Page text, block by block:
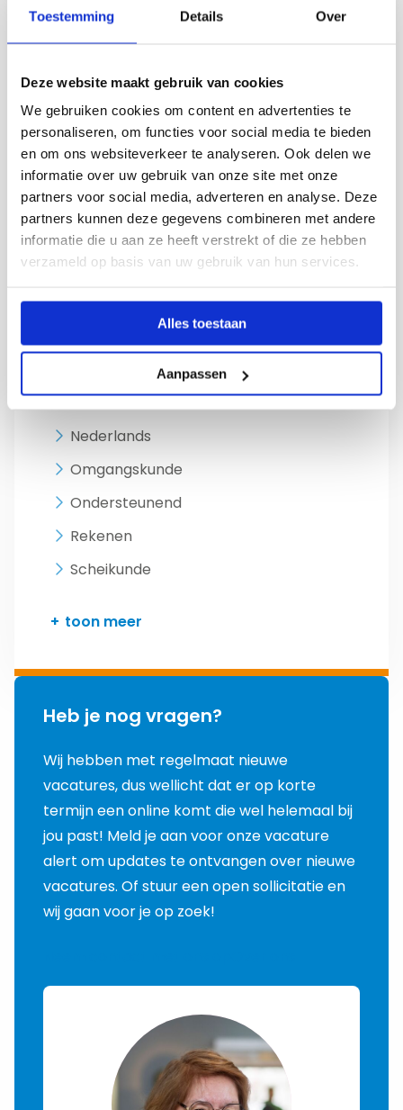
Toestemming Details Over
Deze website maakt gebruik van cookies
We gebruiken cookies om content en advertenties te
personaliseren, om functies voor social media te bieden
en om ons websiteverkeer te analyseren. Ook delen we
informatie over uw gebruik van onze site met onze
partners voor social media, adverteren en analyse. Deze
partners kunnen deze gegevens combineren met andere
informatie die u aan ze heeft verstrekt of die ze hebben
verzameld op basis van uw gebruik van hun services.
Alles toestaan
Aanpassen
Biologie
Duits
Economie
Engels
Frans
Geschiedenis
ICT
Management
Natuurkunde
Nederlands
Omgangskunde
Ondersteunend
Rekenen
Scheikunde
toon meer
Heb je nog vragen?
Wij hebben met regelmaat nieuwe
vacatures, dus wellicht dat er op korte
termijn een online komt die wel helemaal bij
jou past! Meld je aan voor onze vacature
alert om updates te ontvangen over nieuwe
vacatures. Of stuur een open sollicitatie en
wij gaan voor je op zoek!